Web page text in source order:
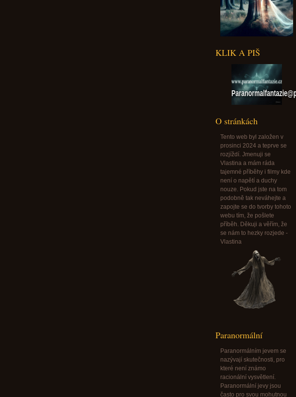
KLIK A PIŠ
Paranormalfantazie@paranormalfantazie.cz
O stránkách
Tento web byl založen v
prosinci 2024 a teprve se
rozjíždí. Jmenuji se
Vlastina a mám ráda
tajemné příběhy i filmy kde
není o napětí a duchy
nouze. Pokud jste na tom
podobně tak neváhejte a
zapojte se do tvorby tohoto
webu tím, že pošlete
příběh. Děkuji a věřím, že
se nám to hezky rozjede -
Vlastina
Paranormální
Paranormálním jevem se
nazývají skutečnosti, pro
které není známo
racionální vysvětlení.
Paranormální jevy jsou
často pro svou mohutnou